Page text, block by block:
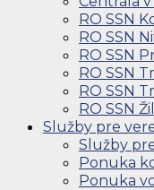
RO SSN
RO SSN
RO SSN
RO SSN
RO SSN
RO SSN
Služby pre
Služby
Ponuka
Ponuka